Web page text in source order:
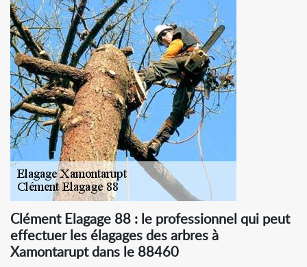
Clément Elagage 88 : le professionnel qui peut
effectuer les élagages des arbres à
Xamontarupt dans le 88460